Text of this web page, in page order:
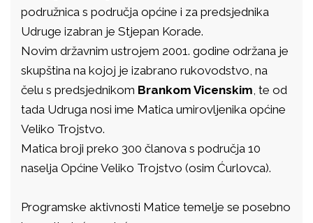
podružnica s područja općine i za predsjednika
Udruge izabran je Stjepan Korade.
Novim državnim ustrojem 2001. godine održana je
skupština na kojoj je izabrano rukovodstvo, na
čelu s predsjednikom Brankom Vicenskim, te od
tada Udruga nosi ime Matica umirovljenika općine
Veliko Trojstvo.
Matica broji preko 300 članova s područja 10
naselja Općine Veliko Trojstvo (osim Ćurlovca).
Programske aktivnosti Matice temelje se posebno